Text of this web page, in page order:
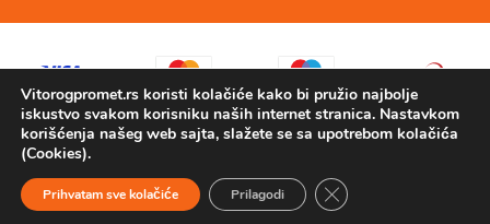
Vitorogpromet.rs koristi kolačiće kako bi pružio najbolje
iskustvo svakom korisniku naših internet stranica. Nastavkom
korišćenja našeg web sajta, slažete se sa upotrebom kolačića
(Cookies).
Prihvatam sve kolačiće Prilagodi Close GDPR Cookie